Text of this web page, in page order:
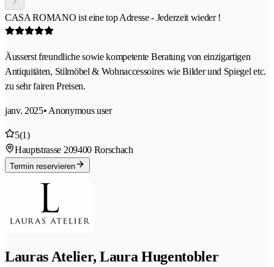
CASA ROMANO ist eine top Adresse - Jederzeit wieder !
Äusserst freundliche sowie kompetente Beratung von einzigartigen
Antiquitäten, Stilmöbel & Wohnaccessoires wie Bilder und Spiegel etc.
zu sehr fairen Preisen.
janv. 2025• Anonymous user
5(1)
Hauptstrasse 209400 Rorschach
Termin reservieren
Lauras Atelier, Laura Hugentobler